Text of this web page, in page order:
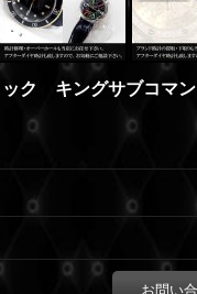
ック キングサブコマ
お問い